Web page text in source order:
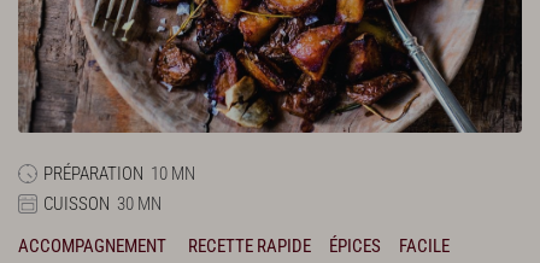
PRÉPARATION 10 MN
CUISSON 30 MN
ACCOMPAGNEMENT
RECETTE RAPIDE ÉPICES FACILE